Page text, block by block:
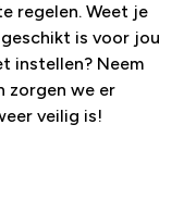
regelen. Weet je
is voor jou
instellen? Neem
zorgen we er
veilig is!